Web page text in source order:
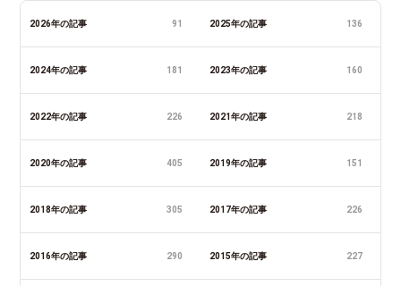
2026年の記事 91 2025年の記事 136
2024年の記事 181 2023年の記事 160
2022年の記事 226 2021年の記事 218
2020年の記事 405 2019年の記事 151
2018年の記事 305 2017年の記事 226
2016年の記事 290 2015年の記事 227